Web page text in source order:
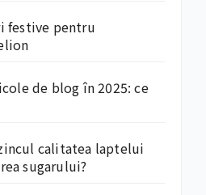
festive pentru
de blog în 2025: ce
calitatea laptelui
sugarului?